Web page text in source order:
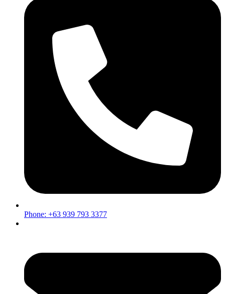
Phone: +63 939 793 3377